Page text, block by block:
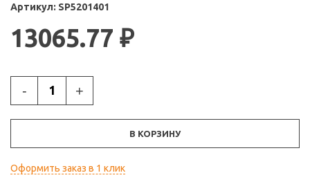
Артикул: SP5201401
13065.77 ₽
- +
В КОРЗИНУ
Оформить заказ в 1 клик